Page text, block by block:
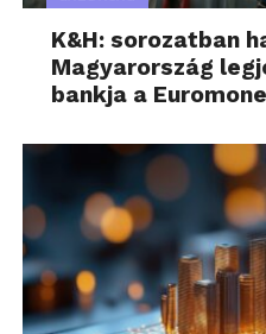
K&H: sorozatban
Magyarország
bankja a